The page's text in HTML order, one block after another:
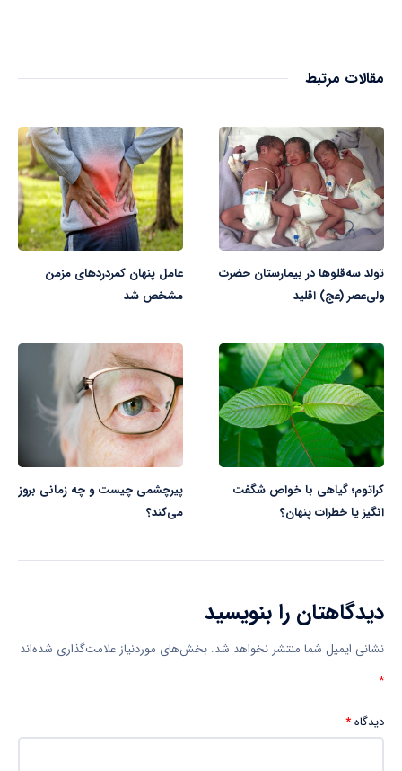
مقالات مرتبط
تولد سه‌قلوها در بیمارستان حضرت
ولی‌عصر (عج) اقلید
عامل پنهان کمردردهای مزمن
مشخص شد
کراتوم؛ گیاهی با خواص شگفت
انگیز یا خطرات پنهان؟
پیرچشمی چیست و چه زمانی بروز
می‌کند؟
دیدگاهتان را بنویسید
نشانی ایمیل شما منتشر نخواهد شد. بخش‌های موردنیاز علامت‌گذاری شده‌اند
*
دیدگاه*